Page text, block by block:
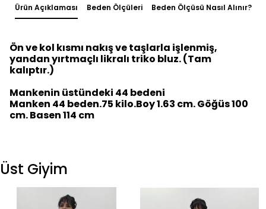
Ürün Açıklaması Beden Ölçüleri Beden Ölçüsü Nasıl Alınır?
Ön ve kol kısmı nakış ve taşlarla işlenmiş,
yandan yırtmaçlı likralı triko bluz. (Tam
kalıptır.)
Mankenin üstündeki 44 bedeni
Manken 44 beden.75 kilo.Boy 1.63 cm. Göğüs 100
cm. Basen 114 cm
Üst Giyim